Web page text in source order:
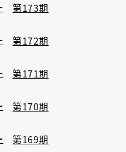
第173期
第172期
第171期
第170期
第169期